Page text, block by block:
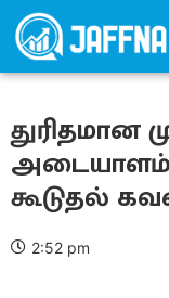
துரிதமான
கூடுதல்
2:52 pm